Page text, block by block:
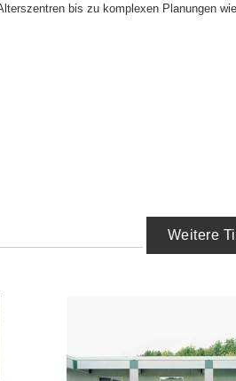
bis zu komplexen Planungen
Weitere